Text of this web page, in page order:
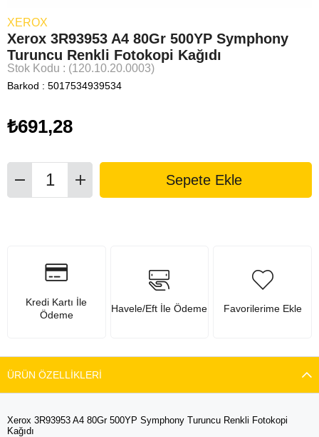
XEROX
Xerox 3R93953 A4 80Gr 500YP Symphony
Turuncu Renkli Fotokopi Kağıdı
Stok Kodu (120.10.20.0003)
Barkod : 5017534939534
₺691,28
Kredi Kartı İle
Ödeme
Havele/Eft İle Ödeme Favorilerime Ekle
ÜRÜN ÖZELLIKLERI
Xerox 3R93953 A4 80Gr 500YP Symphony Turuncu Renkli Fotokopi
Kağıdı